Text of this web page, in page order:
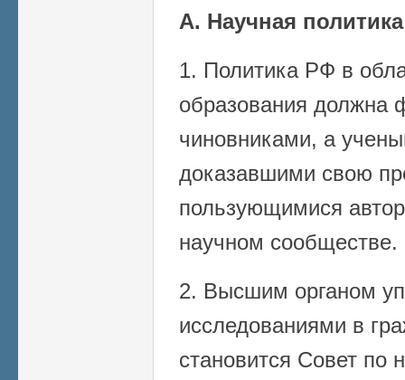
А. Научная
1. Политика РФ в
образования должна
чиновниками, а
доказавшими свою
пользующимися
научном сообществе.
2. Высшим органом
исследованиями в
становится Совет по